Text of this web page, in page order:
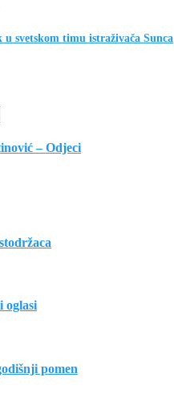
u svetskom timu istraživača Sunca
– Odjeci
oglasi
pomen